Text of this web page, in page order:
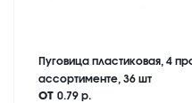
Пуговица пластиковая, 4
ассортименте, 36 шт
от 0.79 р.